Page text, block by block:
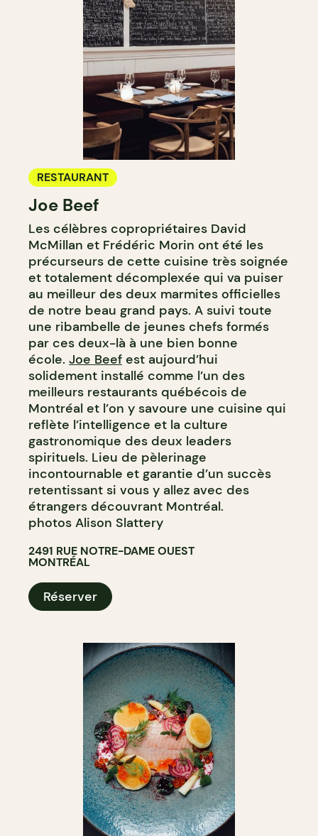
RESTAURANT
Joe Beef
Les célèbres copropriétaires David
McMillan et Frédéric Morin ont été les
précurseurs de cette cuisine très soignée
et totalement décomplexée qui va puiser
au meilleur des deux marmites officielles
de notre beau grand pays. A suivi toute
une ribambelle de jeunes chefs formés
par ces deux-là à une bien bonne
école. Joe Beef est aujourd’hui
solidement installé comme l’un des
meilleurs restaurants québécois de
Montréal et l’on y savoure une cuisine qui
reflète l’intelligence et la culture
gastronomique des deux leaders
spirituels. Lieu de pèlerinage
incontournable et garantie d’un succès
retentissant si vous y allez avec des
étrangers découvrant Montréal.
photos Alison Slattery
2491 RUE NOTRE-DAME OUEST
MONTRÉAL
Réserver